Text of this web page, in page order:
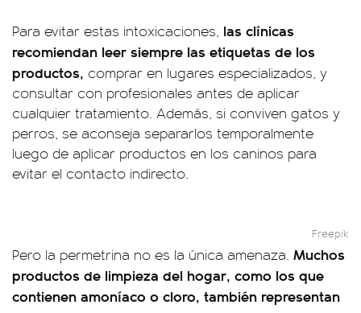
Para evitar estas intoxicaciones, las clínicas
recomiendan leer siempre las etiquetas de los
productos, comprar en lugares especializados, y
consultar con profesionales antes de aplicar
cualquier tratamiento. Además, si conviven gatos y
perros, se aconseja separarlos temporalmente
luego de aplicar productos en los caninos para
evitar el contacto indirecto.
Freepik
Pero la permetrina no es la única amenaza. Muchos
productos de limpieza del hogar, como los que
contienen amoníaco o cloro, también representan